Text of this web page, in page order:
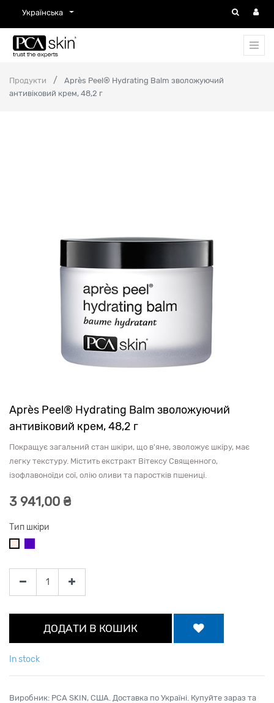
Українська
Продукти
Après Peel® Hydrating Balm зволожуючий
антивіковий крем, 48,2 г
Après Peel® Hydrating Balm зволожуючий
антивіковий крем, 48,2 г
Покращує загальний стан шкіри, що в'яне, зволожує шкіру, має
легку текстуру. Містить екстракт Вітексу Священного,
ізофлавоноїди сої, олію оливи та паростків пшениці.
3 941,00 ₴
Тип шкіри
ДОДАТИ В КОШИК
In stock
Виробник: PCA SKIN, США. Доставка по Україні. Купуйте зараз та